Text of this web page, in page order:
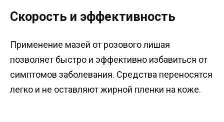
Скорость и эффективность
Применение мазей от розового лишая
позволяет быстро и эффективно избавиться от
симптомов заболевания. Средства переносятся
легко и не оставляют жирной пленки на коже.